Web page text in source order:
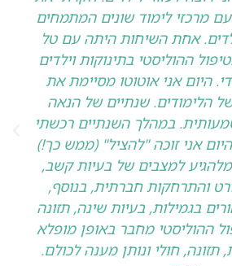
מרכזי לימוד שונים המתמחים
אחת השיחות היתה עם טל
ההוליסטי בתינוקות וילדים
היום אני אוטוטו מסיימת את
הלימודים. שנתיים של הנאה
במהלך השנתיים רכשתי
אני זוכה "להציל" (ממש כך!)
מלהגיע למצבים של בעיות קשב,
והתרחקות חברתית, בנוסף,
בגמילות, בעיות שינה, תזונה
ההוליסטי מחבר באופן מופלא
תזונה, חולי ונותן מענה לכולם.